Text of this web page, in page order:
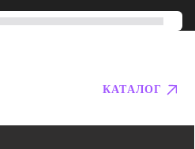
КАТАЛОГ